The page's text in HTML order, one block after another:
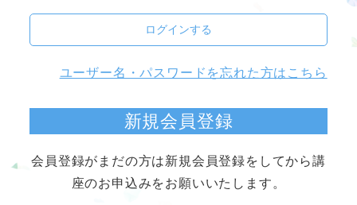
ログインする
ユーザー名・パスワードを忘れた方はこちら
新規会員登録
会員登録がまだの方は新規会員登録をしてから講
座のお申込みをお願いいたします。